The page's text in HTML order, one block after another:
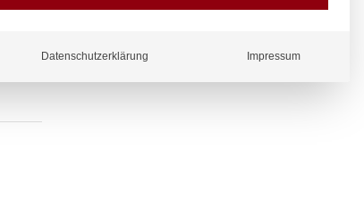
Kreditkarte, Direkt
Datenschutzerklärung Impressum